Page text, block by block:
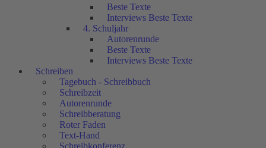
Beste Texte
Interviews Beste Texte
4. Schuljahr
Autorenrunde
Beste Texte
Interviews Beste Texte
Schreiben
Tagebuch - Schreibbuch
Schreibzeit
Autorenrunde
Schreibberatung
Roter Faden
Text-Hand
Schreibkonferenz